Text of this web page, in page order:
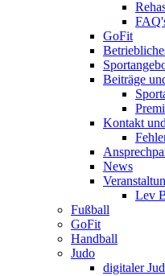
GoFit
Beiträge
Kontakt
News
Lev
Fußball
GoFit
Handball
Judo
digitaler